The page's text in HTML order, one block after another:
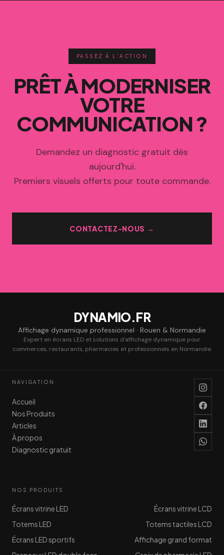
PASSEZ À L'ACTION
PRÊT À MODERNISER
VOTRE
COMMUNICATION ?
Demandez un diagnostic gratuit dès
aujourd'hui.
Premiers visuels offerts pour toute commande.
CONTACTEZ-NOUS →
DYNAMIO.FR
Affichage dynamique professionnel · Rouen & Normandie
Expert en écrans LED et solutions d'affichage dynamique pour
commerces, restaurants, pharmacies et professionnels en Normandie.
NAVIGATION
Accueil
Nos Produits
Articles
À propos
Diagnostic gratuit
NOS PRODUITS
Écrans vitrine LED
Écrans vitrine LCD
Totems LED
Totems tactiles LCD
Écrans LED sportifs
Affichage grand format